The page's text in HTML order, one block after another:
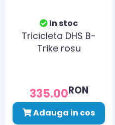
In stoc
Tricicleta DHS B-
Trike rosu
335.00RON
Adauga in cos